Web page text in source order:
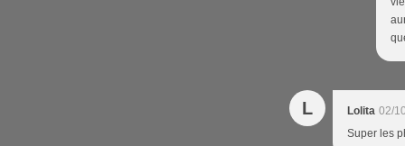
L Lolita 02/
Super les